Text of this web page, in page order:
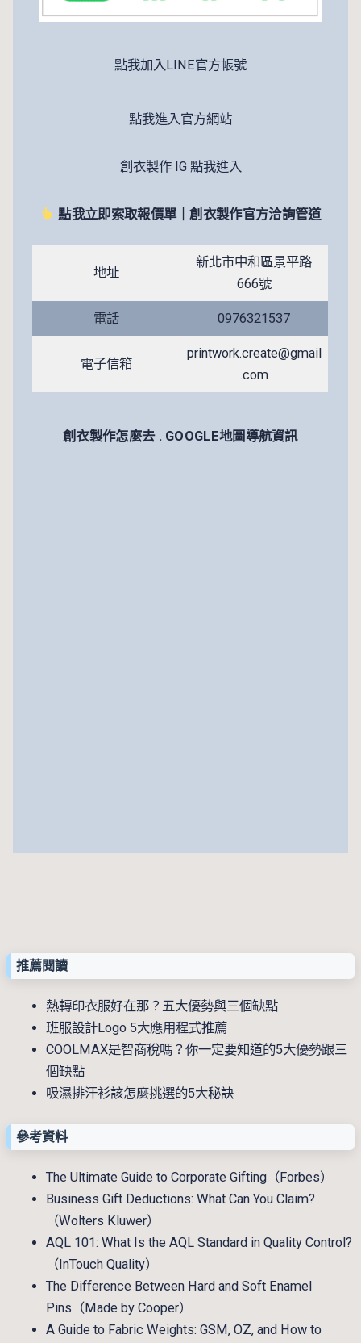
點我加入LINE官方帳號
點我進入官方網站
創衣製作 IG 點我進入
點我立即索取報價單｜創衣製作官方洽詢管道
地址
新北市中和區景平路
666號
電話 0976321537
電子信箱
printwork.create@gmail
.com
創衣製作怎麼去 . GOOGLE地圖導航資訊
推薦閱讀
熱轉印衣服好在那？五大優勢與三個缺點
班服設計Logo 5大應用程式推薦
COOLMAX是智商稅嗎？你一定要知道的5大優勢跟三
個缺點
吸濕排汗衫該怎麼挑選的5大秘訣
參考資料
The Ultimate Guide to Corporate Gifting（Forbes）
Business Gift Deductions: What Can You Claim?
（Wolters Kluwer）
AQL 101: What Is the AQL Standard in Quality Control?
（InTouch Quality）
The Difference Between Hard and Soft Enamel
Pins（Made by Cooper）
A Guide to Fabric Weights: GSM, OZ, and How to